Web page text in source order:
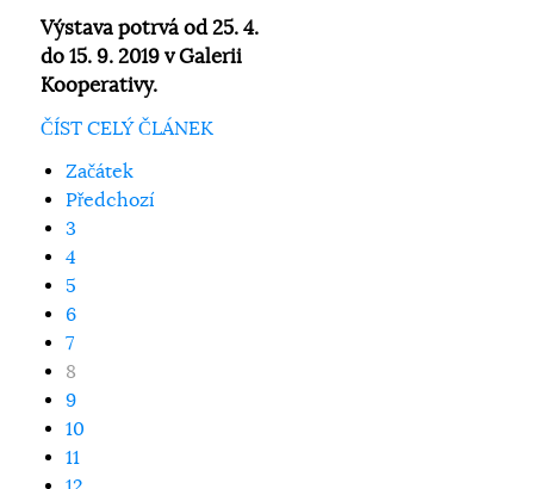
Výstava potrvá od 25. 4.
do 15. 9. 2019 v Galerii
Kooperativy.
ČÍST CELÝ ČLÁNEK
Začátek
Předchozí
3
4
5
6
7
8
9
10
11